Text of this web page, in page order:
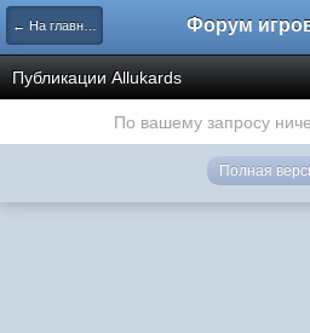
← На главную
Публикации Аllukards
По вашему запросу
Полная